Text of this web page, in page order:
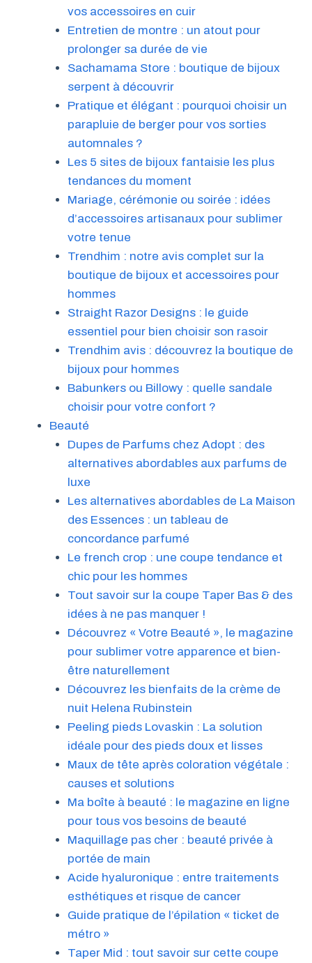
vos accessoires en cuir
Entretien de montre : un atout pour
prolonger sa durée de vie
Sachamama Store : boutique de bijoux
serpent à découvrir
Pratique et élégant : pourquoi choisir un
parapluie de berger pour vos sorties
automnales ?
Les 5 sites de bijoux fantaisie les plus
tendances du moment
Mariage, cérémonie ou soirée : idées
d’accessoires artisanaux pour sublimer
votre tenue
Trendhim : notre avis complet sur la
boutique de bijoux et accessoires pour
hommes
Straight Razor Designs : le guide
essentiel pour bien choisir son rasoir
Trendhim avis : découvrez la boutique de
bijoux pour hommes
Babunkers ou Billowy : quelle sandale
choisir pour votre confort ?
Beauté
Dupes de Parfums chez Adopt : des
alternatives abordables aux parfums de
luxe
Les alternatives abordables de La Maison
des Essences : un tableau de
concordance parfumé
Le french crop : une coupe tendance et
chic pour les hommes
Tout savoir sur la coupe Taper Bas & des
idées à ne pas manquer !
Découvrez « Votre Beauté », le magazine
pour sublimer votre apparence et bien-
être naturellement
Découvrez les bienfaits de la crème de
nuit Helena Rubinstein
Peeling pieds Lovaskin : La solution
idéale pour des pieds doux et lisses
Maux de tête après coloration végétale :
causes et solutions
Ma boîte à beauté : le magazine en ligne
pour tous vos besoins de beauté
Maquillage pas cher : beauté privée à
portée de main
Acide hyaluronique : entre traitements
esthétiques et risque de cancer
Guide pratique de l’épilation « ticket de
métro »
Taper Mid : tout savoir sur cette coupe